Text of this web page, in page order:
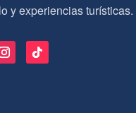
y experiencias turísticas.